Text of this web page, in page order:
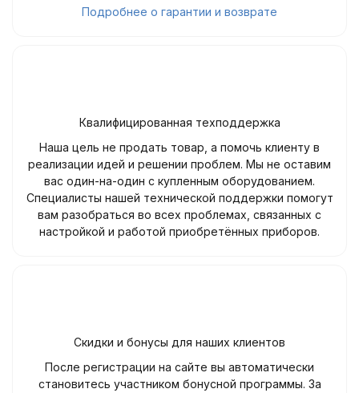
Подробнее о гарантии и возврате
Квалифицированная техподдержка
Наша цель не продать товар, а помочь клиенту в
реализации идей и решении проблем. Мы не оставим
вас один-на-один с купленным оборудованием.
Специалисты нашей технической поддержки помогут
вам разобраться во всех проблемах, связанных с
настройкой и работой приобретённых приборов.
Скидки и бонусы для наших клиентов
После регистрации на сайте вы автоматически
становитесь участником бонусной программы. За